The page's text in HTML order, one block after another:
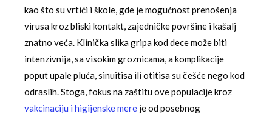
kao što su vrtići i škole, gde je mogućnost prenošenja
virusa kroz bliski kontakt, zajedničke površine i kašalj
znatno veća. Klinička slika gripa kod dece može biti
intenzivnija, sa visokim groznicama, a komplikacije
poput upale pluća, sinuitisa ili otitisa su češće nego kod
odraslih. Stoga, fokus na zaštitu ove populacije kroz
vakcinaciju i higijenske mere je od posebnog